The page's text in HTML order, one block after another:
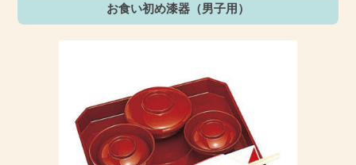
お食い初め漆器（男子用）